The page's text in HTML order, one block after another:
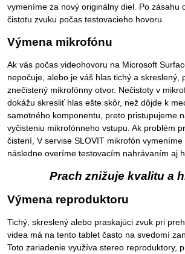
vymeníme za nový originálny diel. Po zásahu
čistotu zvuku počas testovacieho hovoru.
Výmena mikrofónu
Ak vás počas videohovoru na Microsoft
nepočuje, alebo je váš hlas tichý a skreslený,
znečistený mikrofónny otvor. Nečistoty v
dokážu skresliť hlas ešte skôr, než dôjde k
samotného komponentu, preto pristupujeme
vyčisteniu mikrofónneho vstupu. Ak problém
čistení, V servise SLOVIT mikrofón
následne overíme testovacím nahrávaním aj
Prach znižuje kvalitu a
Výmena reproduktoru
Tichý, skreslený alebo praskajúci zvuk pri
videa má na tento tablet často na svedomí
Toto zariadenie využíva stereo reproduktory,